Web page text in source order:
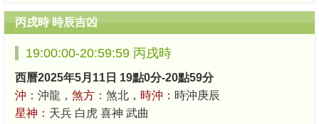
丙戌時 時辰吉凶
19:00:00-20:59:59 丙戌時
西曆2025年5月11日 19點0分-20點59分
沖： 沖龍， 煞方： 煞北， 時沖： 時沖庚辰
星神： 天兵 白虎 喜神 武曲